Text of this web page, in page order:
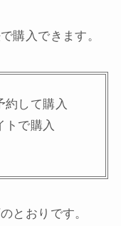
購入できます。
約して購入
トで購入
とおりです。